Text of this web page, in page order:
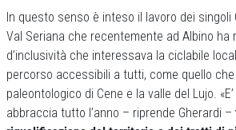
In questo senso è inteso il lavoro dei singoli
Val Seriana che recentemente ad Albino ha
d’inclusività che interessava la ciclabile
percorso accessibili a tutti, come quello
paleontologico di Cene e la valle del Lujo.
abbraccia tutto l’anno – riprende Gherardi –